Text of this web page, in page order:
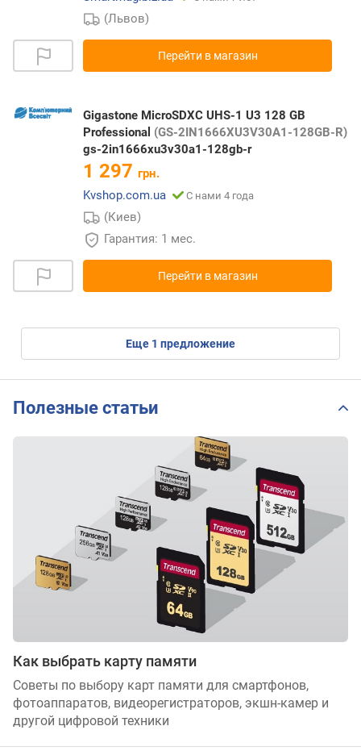
(Львов)
Перейти в магазин
Gigastone MicroSDXC UHS-1 U3 128 GB
Professional (GS-2IN1666XU3V30A1-128GB-R)
gs-2in1666xu3v30a1-128gb-r
1 297 грн.
Kvshop.com.ua
С нами 4 года
(Киев)
Гарантия: 1 мес.
Перейти в магазин
eще 1 предложение
Полезные статьи
Как выбрать карту памяти
Советы по выбору карт памяти для смартфонов,
фотоаппаратов, видеорегистраторов, экшн-камер и
другой цифровой техники